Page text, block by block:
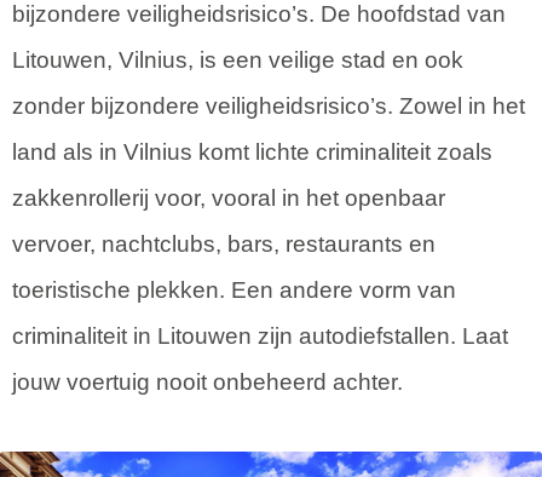
bijzondere veiligheidsrisico’s. De hoofdstad van
Litouwen, Vilnius, is een veilige stad en ook
zonder bijzondere veiligheidsrisico’s. Zowel in het
land als in Vilnius komt lichte criminaliteit zoals
zakkenrollerij voor, vooral in het openbaar
vervoer, nachtclubs, bars, restaurants en
toeristische plekken. Een andere vorm van
criminaliteit in Litouwen zijn autodiefstallen. Laat
jouw voertuig nooit onbeheerd achter.